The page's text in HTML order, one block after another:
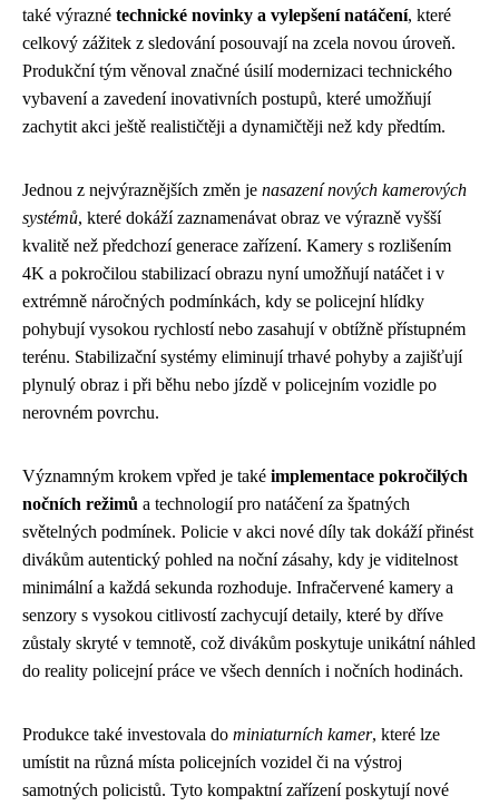
také výrazné technické novinky a vylepšení natáčení, které
celkový zážitek z sledování posouvají na zcela novou úroveň.
Produkční tým věnoval značné úsilí modernizaci technického
vybavení a zavedení inovativních postupů, které umožňují
zachytit akci ještě realističtěji a dynamičtěji než kdy předtím.
Jednou z nejvýraznějších změn je nasazení nových kamerových
systémů, které dokáží zaznamenávat obraz ve výrazně vyšší
kvalitě než předchozí generace zařízení. Kamery s rozlišením
4K a pokročilou stabilizací obrazu nyní umožňují natáčet i v
extrémně náročných podmínkách, kdy se policejní hlídky
pohybují vysokou rychlostí nebo zasahují v obtížně přístupném
terénu. Stabilizační systémy eliminují trhavé pohyby a zajišťují
plynulý obraz i při běhu nebo jízdě v policejním vozidle po
nerovném povrchu.
Významným krokem vpřed je také implementace pokročilých
nočních režimů a technologií pro natáčení za špatných
světelných podmínek. Policie v akci nové díly tak dokáží přinést
divákům autentický pohled na noční zásahy, kdy je viditelnost
minimální a každá sekunda rozhoduje. Infračervené kamery a
senzory s vysokou citlivostí zachycují detaily, které by dříve
zůstaly skryté v temnotě, což divákům poskytuje unikátní náhled
do reality policejní práce ve všech denních i nočních hodinách.
Produkce také investovala do miniaturních kamer, které lze
umístit na různá místa policejních vozidel či na výstroj
samotných policistů. Tyto kompaktní zařízení poskytují nové